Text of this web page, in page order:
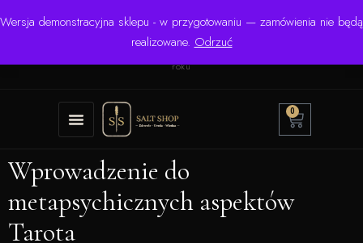
Wersja demonstracyjna sklepu - w przygotowaniu — zamówienia nie będą
realizowane. Odrzuć
☎ +48 506 504 900
✉
krzysztof.lipinski@salinarium.com
Pon.–Pt. 8:00–16:00 | Bezpośredni importer od 1999
roku
0
Wprowadzenie do
metapsychicznych aspektów
Tarota